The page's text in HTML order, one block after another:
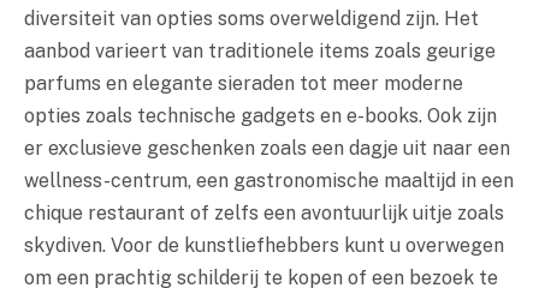
diversiteit van opties soms overweldigend zijn. Het
aanbod varieert van traditionele items zoals geurige
parfums en elegante sieraden tot meer moderne
opties zoals technische gadgets en e-books. Ook zijn
er exclusieve geschenken zoals een dagje uit naar een
wellness-centrum, een gastronomische maaltijd in een
chique restaurant of zelfs een avontuurlijk uitje zoals
skydiven. Voor de kunstliefhebbers kunt u overwegen
om een prachtig schilderij te kopen of een bezoek te